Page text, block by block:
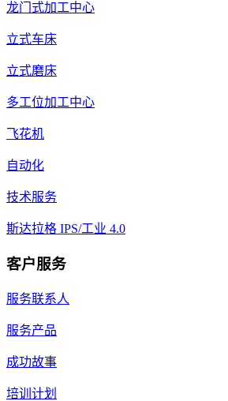
龙门式加工中心
立式车床
立式磨床
多工位加工中心
飞花机
自动化
技术服务
斯达拉格 IPS/工业 4.0
客户服务
服务联系人
服务产品
成功故事
培训计划